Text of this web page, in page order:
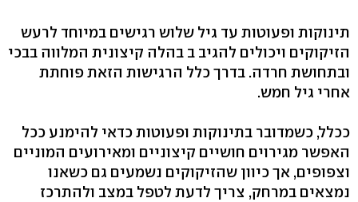
תינוקות ופעוטות עד גיל שלוש רגישים במיוחד לרעש
הזיקוקים ויכולים להגיב ב בהלה קיצונית המלווה בבכי
ובתחושת חרדה. בדרך כלל הרגישות הזאת פוחתת
אחרי גיל חמש.
ככלל, כשמדובר בתינוקות ופעוטות כדאי להימנע ככל
האפשר מגירוים חושיים קיצוניים ומאירועים המוניים
וצפופים, אך כיוון שהזיקוקים נשמעים גם כשאנו
נמצאים במרחק, צריך לדעת לטפל במצב ולהתרכז